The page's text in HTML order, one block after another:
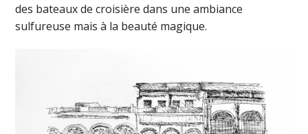
des bateaux de croisière dans une ambiance
sulfureuse mais à la beauté magique.